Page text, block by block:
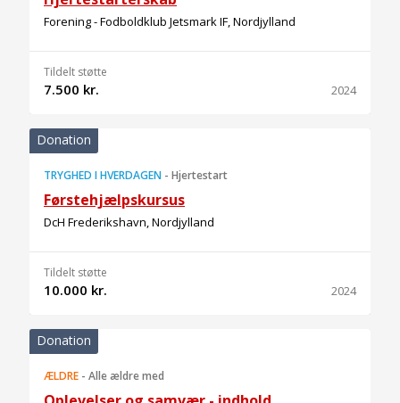
Forening - Fodboldklub Jetsmark IF, Nordjylland
Tildelt støtte
7.500 kr. 2024
Donation
TRYGHED I HVERDAGEN - Hjertestart
Førstehjælpskursus
DcH Frederikshavn, Nordjylland
Tildelt støtte
10.000 kr. 2024
Donation
ÆLDRE - Alle ældre med